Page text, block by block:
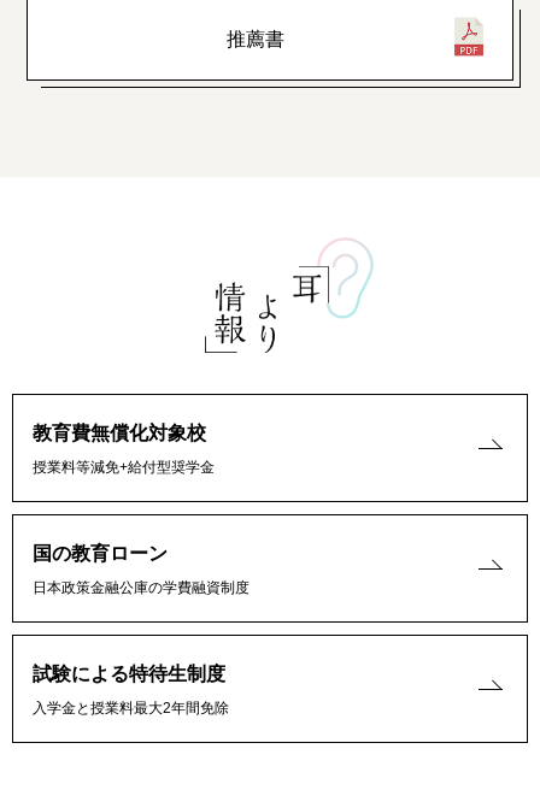
推薦書
教育費無償化対象校
授業料等減免+給付型奨学金
国の教育ローン
日本政策金融公庫の学費融資制度
試験による特待生制度
入学金と授業料最大2年間免除